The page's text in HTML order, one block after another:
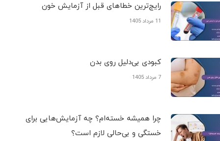
رایج‌ترین خطاهای قبل از آزمایش خون
11 مرداد 1405
کبودی‌ بی‌دلیل روی بدن
7 مرداد 1405
چرا همیشه خسته‌ام؟ چه آزمایش‌هایی برای
خستگی و بی‌حالی لازم است؟